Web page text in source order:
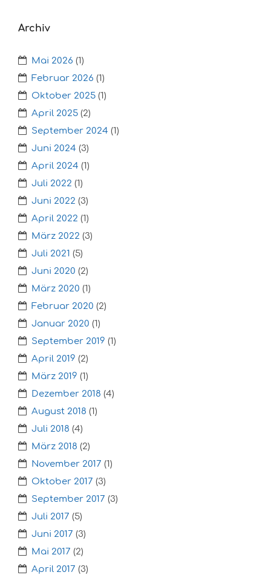
Archiv
Mai 2026 (1)
Februar 2026 (1)
Oktober 2025 (1)
April 2025 (2)
September 2024 (1)
Juni 2024 (3)
April 2024 (1)
Juli 2022 (1)
Juni 2022 (3)
April 2022 (1)
März 2022 (3)
Juli 2021 (5)
Juni 2020 (2)
März 2020 (1)
Februar 2020 (2)
Januar 2020 (1)
September 2019 (1)
April 2019 (2)
März 2019 (1)
Dezember 2018 (4)
August 2018 (1)
Juli 2018 (4)
März 2018 (2)
November 2017 (1)
Oktober 2017 (3)
September 2017 (3)
Juli 2017 (5)
Juni 2017 (3)
Mai 2017 (2)
April 2017 (3)